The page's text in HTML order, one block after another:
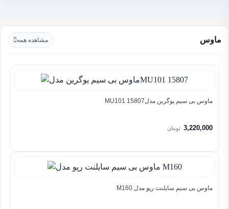
ماوس مشاهده همه
ماوس بی سیم یوگرین مدلMU101 15807
3,220,000 تومان
ماوس بی سیم سایلنت رپو مدل M160